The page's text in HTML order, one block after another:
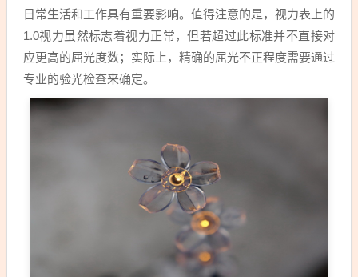
日常生活和工作具有重要影响。值得注意的是，视力表上的
1.0视力虽然标志着视力正常，但若超过此标准并不直接对
应更高的屈光度数；实际上，精确的屈光不正程度需要通过
专业的验光检查来确定。